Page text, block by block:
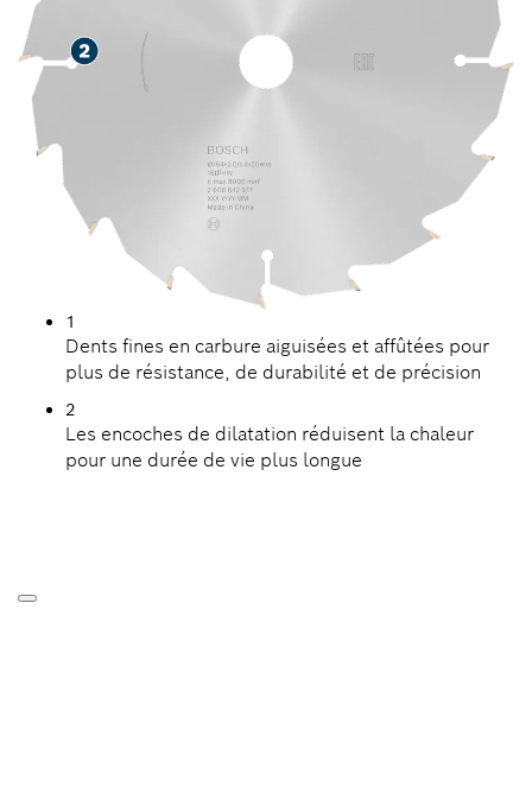
1
Dents fines en carbure aiguisées et affûtées pour
plus de résistance, de durabilité et de précision
2
Les encoches de dilatation réduisent la chaleur
pour une durée de vie plus longue